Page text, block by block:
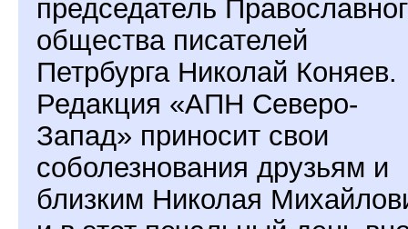
председатель
общества писателей
Петрбурга Николай Коняев.
Редакция «АПН Северо-
Запад» приносит свои
соболезнования друзьям и
близким Николая